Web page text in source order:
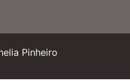
Pinheiro